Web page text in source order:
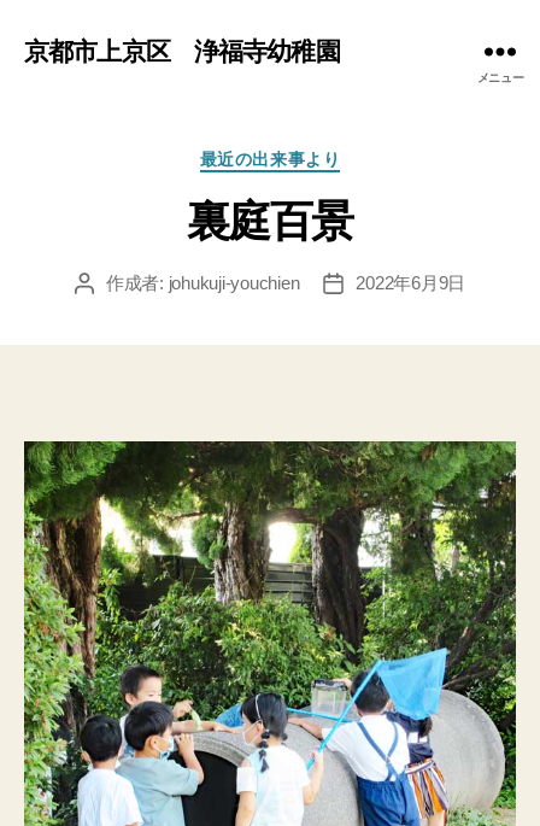
京都市上京区 浄福寺幼稚園
メニュー
カ
ゴ
リ
最近の出来事より
裏庭百景
投 作成者: johukuji-youchien
投
2022年6月9日